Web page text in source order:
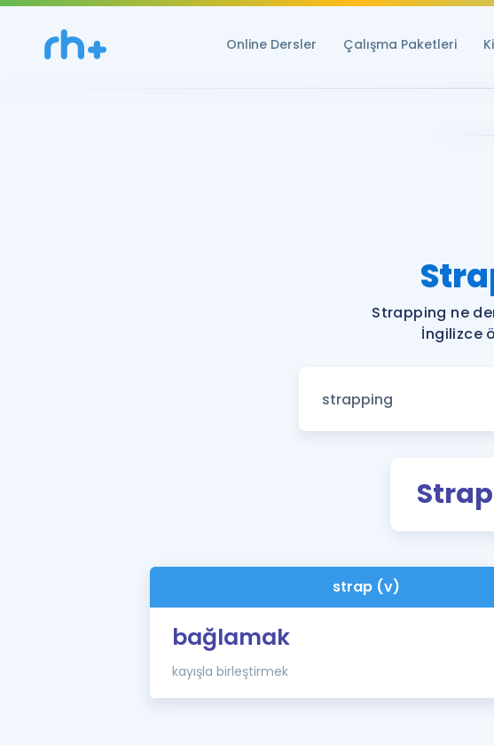
Online Dersler Çalışma Paketleri
Strapping ne
İngilizce
strap (v)
bağlamak
kayışla birleştirmek